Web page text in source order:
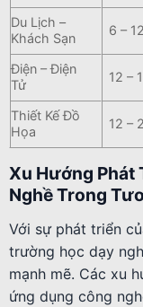
Du Lịch –
Khách Sạn
6 –
Điện – Điện
Tử
12 –
Thiết Kế Đồ
Họa
12 –
Xu Hướng Phát
Nghề Trong
Với sự phát triển
trường học dạy
mạnh mẽ. Các xu
ứng dụng công